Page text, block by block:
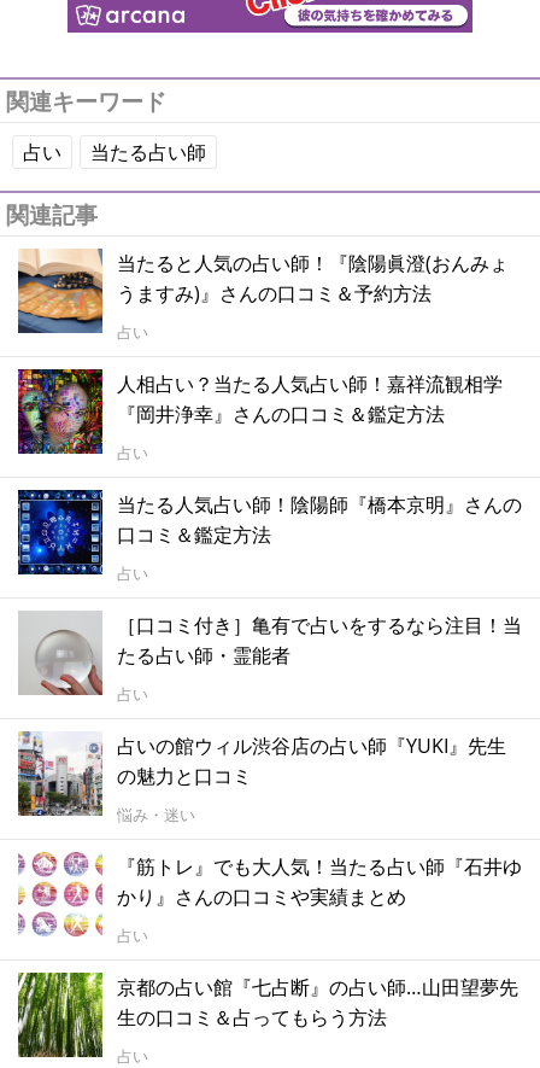
関連キーワード
占い 当たる占い師
関連記事
当たると人気の占い師！『陰陽眞澄(おんみょ
うますみ)』さんの口コミ＆予約方法
占い
人相占い？当たる人気占い師！嘉祥流観相学
『岡井浄幸』さんの口コミ＆鑑定方法
占い
当たる人気占い師！陰陽師『橋本京明』さんの
口コミ＆鑑定方法
占い
［口コミ付き］亀有で占いをするなら注目！当
たる占い師・霊能者
占い
占いの館ウィル渋谷店の占い師『YUKI』先生
の魅力と口コミ
悩み・迷い
『筋トレ』でも大人気！当たる占い師『石井ゆ
かり』さんの口コミや実績まとめ
占い
京都の占い館『七占断』の占い師…山田望夢先
生の口コミ＆占ってもらう方法
占い